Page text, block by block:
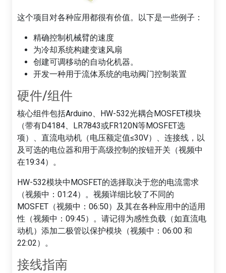
这个项目对各种应用都很有价值。以下是一些例子：
精确控制机械臂的速度
为冷却系统构建变速风扇
创建可调移动的自动化机器。
开发一种用于流体系统的电动阀门控制装置
硬件/组件
核心组件包括Arduino、HW-532光耦合MOSFET模块
（带有D4184、LR7843或FR120N等MOSFET选
项）、直流电动机（电压额定值≤30V）、连接线，以
及可选的电位器和用于高级控制的按钮开关（视频中
在19:34）。
HW-532模块中MOSFET的选择取决于您的电流需求
（视频中：01:24）。视频详细比较了不同的
MOSFET（视频中：06:50）及其在各种应用中的适用
性（视频中：09:45）。请记得为感性负载（如直流电
动机）添加二极管以保护模块（视频中：06:00 和
22:02）。
接线指南